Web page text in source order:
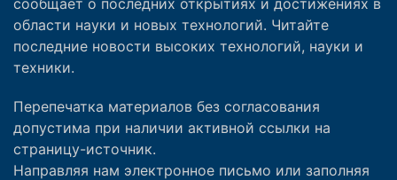
области науки и новых технологий. Читайте
последние новости высоких технологий, науки и
техники.
Перепечатка материалов без согласования
допустима при наличии активной ссылки на
страницу-источник.
Направляя нам электронное письмо или заполняя